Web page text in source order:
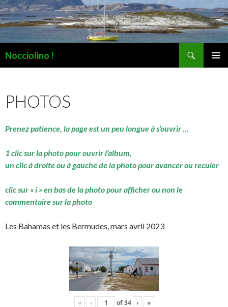
Nocciolino !
PHOTOS
Prenez patience, la page est un peu longue à s’ouvrir …
1 clic sur la photo pour ouvrir l’album,
un clic à droite ou à gauche de la photo pour avancer ou reculer
clic sur « i » en bas de la photo pour afficher ou non le
commentaire sur la photo
Les Bahamas et les Bermudes, mars avril 2023
« ‹ of34 › »